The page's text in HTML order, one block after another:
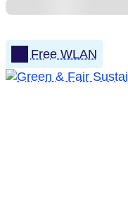
Free WLAN